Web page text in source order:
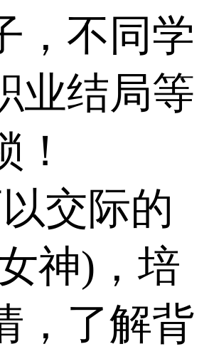
，不同学
业结局等
！
交际的
神)，培
，了解背